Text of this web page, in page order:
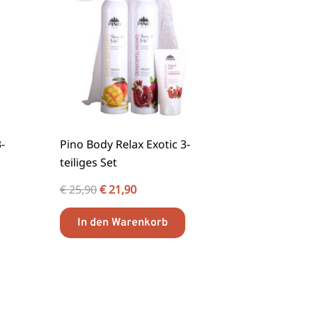
Pino Body Relax Exotic 3-
teiliges Set
€25,90€21,90
In den Warenkorb